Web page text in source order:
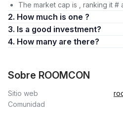
The market cap is , ranking it #
2. How much is one ?
3. Is a good investment?
4. How many are there?
Sobre ROOMCON
Sitio web
Comunidad